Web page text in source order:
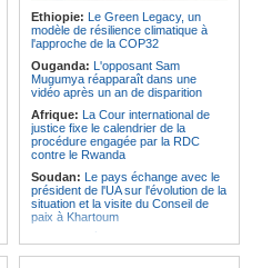
intégrés au système éducatif au
pays
Angola:Le Brent ouvre à 78,82
dollars le baril
Ethiopie: Le Green Legacy, un
modèle de résilience climatique à
l'approche de la COP32
Ouganda: L'opposant Sam
Mugumya réapparaît dans une
vidéo après un an de disparition
Afrique: La Cour international de
justice fixe le calendrier de la
procédure engagée par la RDC
contre le Rwanda
Soudan: Le pays échange avec le
président de l'UA sur l'évolution de la
situation et la visite du Conseil de
paix à Khartoum